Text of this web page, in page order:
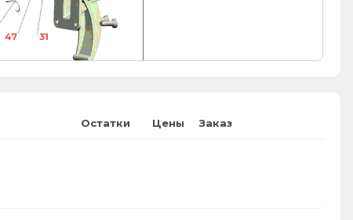
47 31
Остатки Цены Заказ